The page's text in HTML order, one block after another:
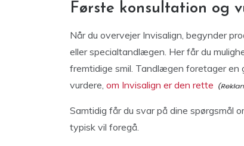
Første konsultation og
Når du overvejer Invisalign, begynder
eller specialtandlægen. Her får du
fremtidige smil. Tandlægen foretager
vurdere, om Invisalign er den rette
Samtidig får du svar på dine spørgsmål
typisk vil foregå.